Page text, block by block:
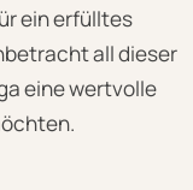
ein erfülltes
all dieser
eine wertvolle